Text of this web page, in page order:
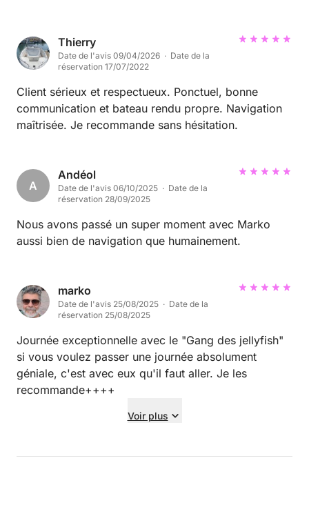
recommande sans la moindre hésitation à la
communauté. Au plaisir de vous relouer le bateau
pour une prochaine sortie en mer ! »
Thierry
Date de l'avis 09/04/2026 · Date de la
réservation 17/07/2022
Client sérieux et respectueux. Ponctuel, bonne
communication et bateau rendu propre. Navigation
maîtrisée. Je recommande sans hésitation.
A
Andéol
Date de l'avis 06/10/2025 · Date de la
réservation 28/09/2025
Nous avons passé un super moment avec Marko
aussi bien de navigation que humainement.
marko
Date de l'avis 25/08/2025 · Date de la
réservation 25/08/2025
Journée exceptionnelle avec le "Gang des jellyfish"
si vous voulez passer une journée absolument
géniale, c'est avec eux qu'il faut aller. Je les
recommande++++
Voir plus